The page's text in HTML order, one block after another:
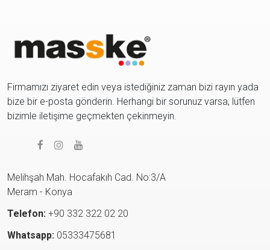
Firmamızı ziyaret edin veya istediğiniz zaman bizi rayın yada
bize bir e-posta gönderin. Herhangi bir sorunuz varsa, lütfen
bizimle iletişime geçmekten çekinmeyin.
Melihşah Mah. Hocafakıh Cad. No:3/A
Meram - Konya
Telefon: +90 332 322 02 20
Whatsapp: 05333475681